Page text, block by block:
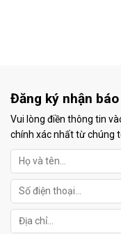
Đăng ký nhận
Vui lòng điền thông tin
chính xác nhất từ chúng